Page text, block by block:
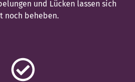
und Lücken lassen sich
noch beheben.